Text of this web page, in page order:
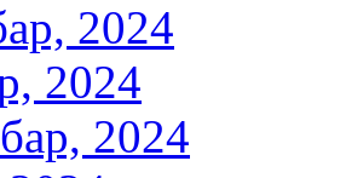
2024
2024
2024